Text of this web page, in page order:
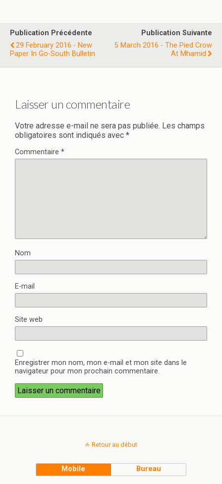
Publication Précédente
29 February 2016 - New
Paper In Go-South Bulletin
Publication Suivante
5 March 2016 - The Pied Crow
At Mhamid
Laisser un commentaire
Votre adresse e-mail ne sera pas publiée. Les champs
obligatoires sont indiqués avec *
Commentaire *
Nom
E-mail
Site web
Enregistrer mon nom, mon e-mail et mon site dans le
navigateur pour mon prochain commentaire.
Retour au début
Mobile Bureau